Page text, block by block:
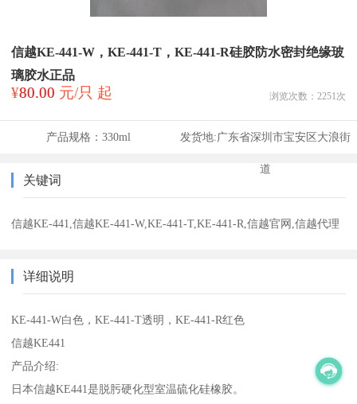
信越KE-441-W，KE-441-T，KE-441-R硅胶防水密封绝缘玻
璃胶水正品
¥80.00 元/只 起 浏览次数： 2251 次
产品规格： 330ml 发货地:广东省深圳市宝安区大浪街
道
关键词
信越KE-441,信越KE-441-W,KE-441-T,KE-441-R,信越官网,信越代理
详细说明
KE-441-W白色，KE-441-T透明，KE-441-R红色
信越KE441
产品介绍:
日本信越KE441是脱肟硬化型室温硫化硅橡胶。